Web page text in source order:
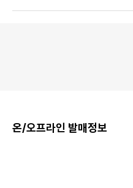
온/오프라인 발매정보